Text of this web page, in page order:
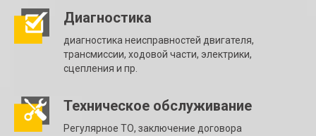
Диагностика
диагностика неисправностей двигателя,
трансмиссии, ходовой части, электрики,
сцепления и пр.
Техническое обслуживание
Регулярное ТО, заключение договора